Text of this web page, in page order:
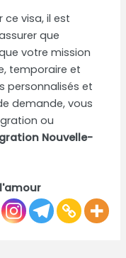
ce visa, il est
que
votre mission
temporaire et
personnalisés et
demande, vous
ou
Nouvelle-